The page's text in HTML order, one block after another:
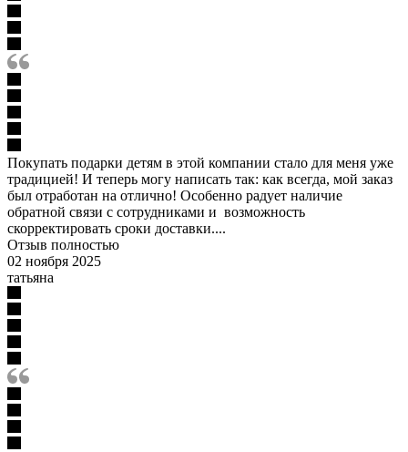
Покупать подарки детям в этой компании стало для меня уже
традицией! И теперь могу написать так: как всегда, мой заказ
был отработан на отлично! Особенно радует наличие
обратной связи с сотрудниками и возможность
скорректировать сроки доставки....
Отзыв полностью
02 ноября 2025
татьяна